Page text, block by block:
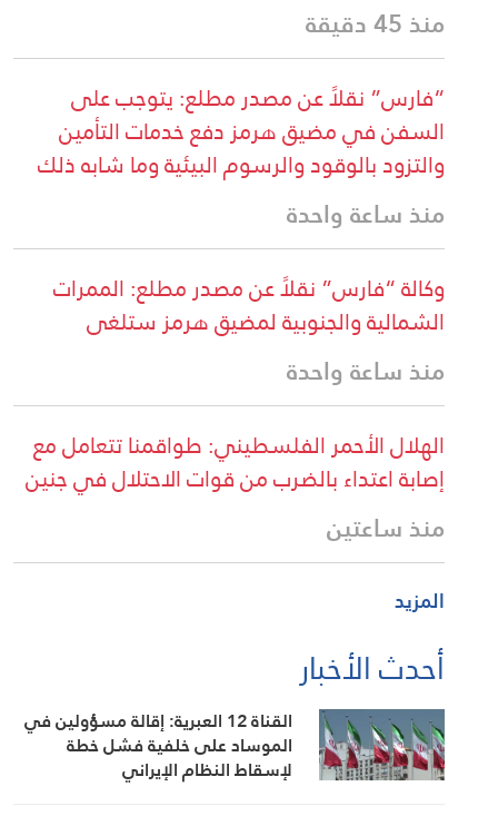
منذ 45 دقيقة
“فارس” نقلاً عن مصدر مطلع: يتوجب على
السفن في مضيق هرمز دفع خدمات التأمين
والتزود بالوقود والرسوم البيئية وما شابه ذلك
منذ ساعة واحدة
وكالة “فارس” نقلاً عن مصدر مطلع: الممرات
الشمالية والجنوبية لمضيق هرمز ستلغى
منذ ساعة واحدة
الهلال الأحمر الفلسطيني: طواقمنا تتعامل مع
إصابة اعتداء بالضرب من قوات الاحتلال في جنين
منذ ساعتين
المزيد
أحدث الأخبار
القناة 12 العبرية: إقالة مسؤولين في
الموساد على خلفية فشل خطة
لإسقاط النظام الإيراني